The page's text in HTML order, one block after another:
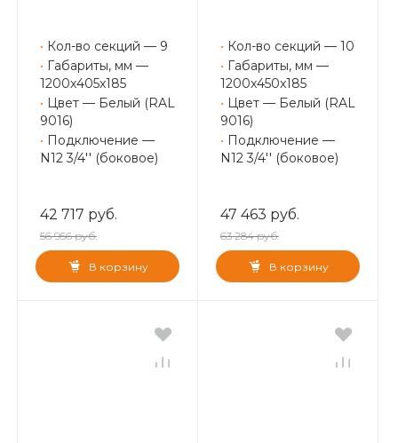
• Кол-во секций — 9
• Габариты, мм —
1200x405x185
• Цвет — Белый (RAL
9016)
• Подключение —
N12 3/4'' (боковое)
42 717 руб.
56 956 руб.
В корзину
• Кол-во секций — 10
• Габариты, мм —
1200x450x185
• Цвет — Белый (RAL
9016)
• Подключение —
N12 3/4'' (боковое)
47 463 руб.
63 284 руб.
В корзину